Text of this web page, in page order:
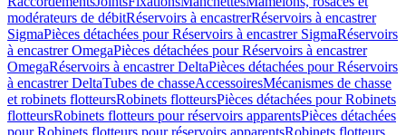
modérateurs de débitRéservoirs à encastrerRéservoirs à encastrer
SigmaPièces détachées pour Réservoirs à encastrer SigmaRéservoirs
à encastrer OmegaPièces détachées pour Réservoirs à encastrer
OmegaRéservoirs à encastrer DeltaPièces détachées pour Réservoirs
à encastrer DeltaTubes de chasseAccessoiresMécanismes de chasse
et robinets flotteursRobinets flotteursPièces détachées pour Robinets
flotteursRobinets flotteurs pour réservoirs apparentsPièces détachées
pour Robinets flotteurs pour réservoirs apparentsRobinets flotteurs